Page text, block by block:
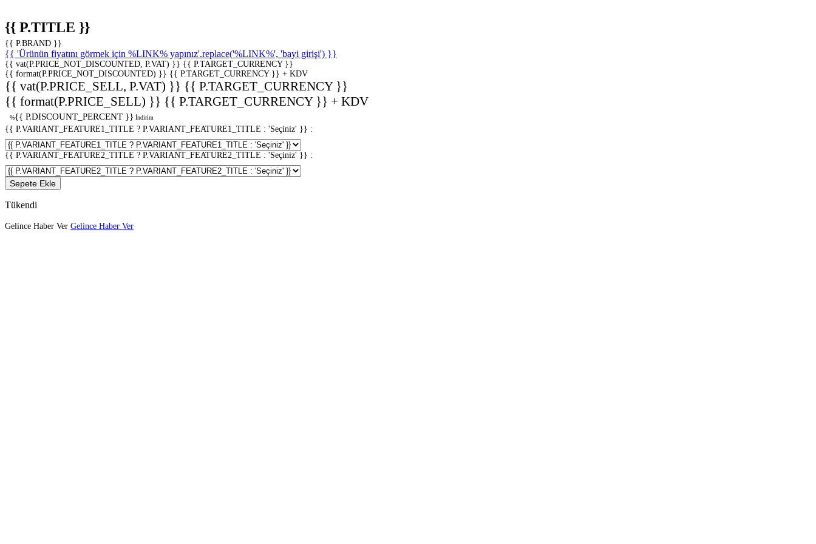
{{ P.TITLE }}
{{ P.BRAND }}
{{ 'Ürünün fiyatını görmek için %LINK% yapınız'.replace('%LINK%', 'bayi girişi') }}
{{ vat(P.PRICE_NOT_DISCOUNTED, P.VAT) }} {{ P.TARGET_CURRENCY }}
{{ format(P.PRICE_NOT_DISCOUNTED) }} {{ P.TARGET_CURRENCY }} + KDV
{{ vat(P.PRICE_SELL, P.VAT) }} {{ P.TARGET_CURRENCY }}
{{ format(P.PRICE_SELL) }} {{ P.TARGET_CURRENCY }} + KDV
%{{ P.DISCOUNT_PERCENT }} İndirim
{{ P.VARIANT_FEATURE1_TITLE ? P.VARIANT_FEATURE1_TITLE : 'Seçiniz' }} :
{{ P.VARIANT_FEATURE2_TITLE ? P.VARIANT_FEATURE2_TITLE : 'Seçiniz' }} :
Sepete Ekle
Tükendi
Gelince Haber Ver Gelince Haber Ver